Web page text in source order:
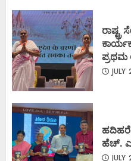
ಪ್ರಥಮ
ಹೆಚ್.